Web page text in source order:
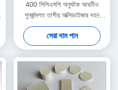
400 সিপিএসপি অনুঘটক আরটিও
পুনর্জন্মগত তাপীয় অক্সিডাইজার দহন
চিকিত্সা ছোট ফ্লো
সেরা দাম পান